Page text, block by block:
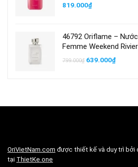
819.000₫
46792 Oriflame –
Femme Weekend
799.000₫ Giá
639.000₫Giá
OriVietNam.com được thiết kế và duy trì bởi
tại ThietKe.one